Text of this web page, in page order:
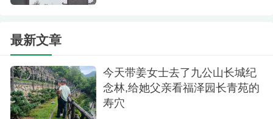
陵园环境
接待我的是陵园的工作人员，一位姓王的小伙
子，带着我在园区里看了好几个位置。我主要想找
生态葬式，觉得那种大大的立碑太占地儿了，而且
最新文章
今天带姜女士去了九公山长城纪
念林,给她父亲看福泽园长青苑的
寿穴